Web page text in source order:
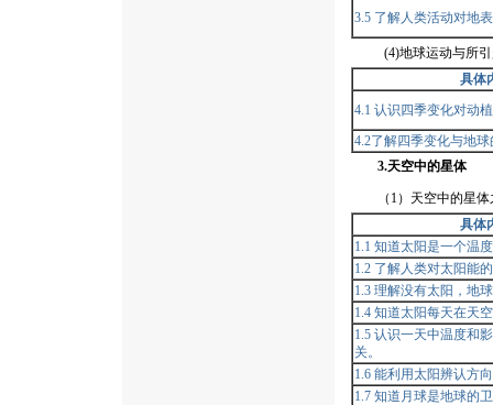
3.5 了解人类活动对地
(4)地球运动与所引
具体
4.1 认识四季变化对动
4.2了解四季变化与地
3.天空中的星体
（1）天空中的星体
具体
1.1 知道太阳是一个温
1.2 了解人类对太阳能
1.3 理解没有太阳，地
1.4 知道太阳每天在天
1.5 认识一天中温度和
关。
1.6 能利用太阳辨认方
1.7 知道月球是地球的